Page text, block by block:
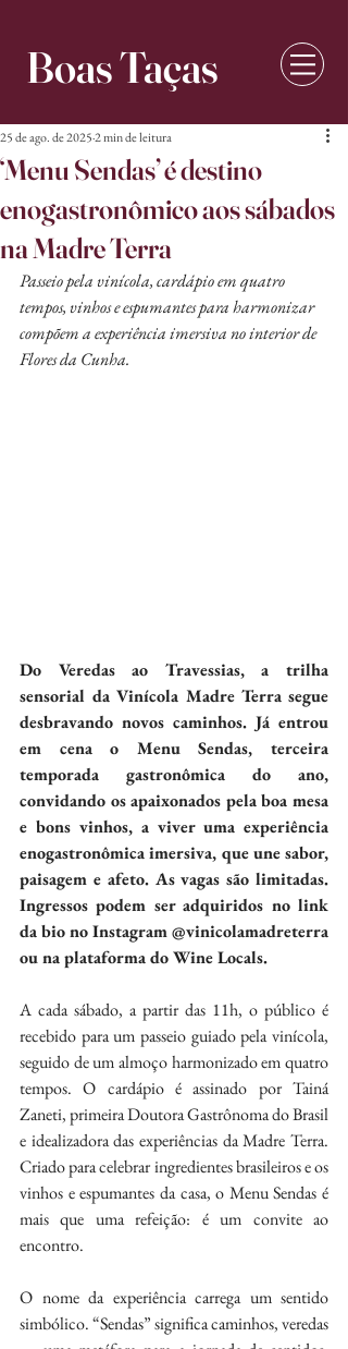
Boas Taças
‘Menu Sendas’ é destino
enogastronômico aos sábados
na Madre Terra
25 de ago. de 20252 min de leitura
Passeio pela vinícola, cardápio em quatro
tempos, vinhos e espumantes para harmonizar
compõem a experiência imersiva no interior de
Flores da Cunha.
Do Veredas ao Travessias, a trilha
sensorial da Vinícola Madre Terra segue
desbravando novos caminhos. Já entrou
em cena o Menu Sendas, terceira
temporada gastronômica do ano,
convidando os apaixonados pela boa mesa
e bons vinhos, a viver uma experiência
enogastronômica imersiva, que une sabor,
paisagem e afeto. As vagas são limitadas.
Ingressos podem ser adquiridos no link
da bio no Instagram @vinicolamadreterra
ou na plataforma do Wine Locals.
A cada sábado, a partir das 11h, o público é
recebido para um passeio guiado pela vinícola,
seguido de um almoço harmonizado em quatro
tempos. O cardápio é assinado por Tainá
Zaneti, primeira Doutora Gastrônoma do Brasil
e idealizadora das experiências da Madre Terra.
Criado para celebrar ingredientes brasileiros e os
vinhos e espumantes da casa, o Menu Sendas é
mais que uma refeição: é um convite ao
encontro.
O nome da experiência carrega um sentido
simbólico. “Sendas” significa caminhos, veredas